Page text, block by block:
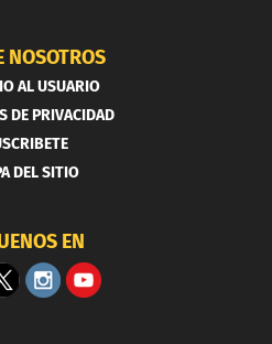
NOSOTROS
AL USUARIO
DE PRIVACIDAD
DEL SITIO
EN